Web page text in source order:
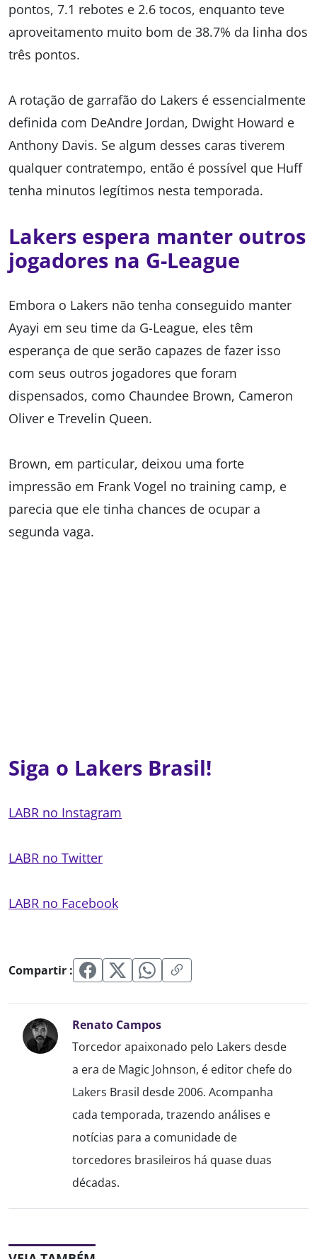
pontos, 7.1 rebotes e 2.6 tocos, enquanto teve
aproveitamento muito bom de 38.7% da linha dos
três pontos.
A rotação de garrafão do Lakers é essencialmente
definida com DeAndre Jordan, Dwight Howard e
Anthony Davis. Se algum desses caras tiverem
qualquer contratempo, então é possível que Huff
tenha minutos legítimos nesta temporada.
Lakers espera manter outros
jogadores na G-League
Embora o Lakers não tenha conseguido manter
Ayayi em seu time da G-League, eles têm
esperança de que serão capazes de fazer isso
com seus outros jogadores que foram
dispensados, como Chaundee Brown, Cameron
Oliver e Trevelin Queen.
Brown, em particular, deixou uma forte
impressão em Frank Vogel no training camp, e
parecia que ele tinha chances de ocupar a
segunda vaga.
Siga o Lakers Brasil!
LABR no Instagram
LABR no Twitter
LABR no Facebook
Compartir :
Renato Campos
Torcedor apaixonado pelo Lakers desde
a era de Magic Johnson, é editor chefe do
Lakers Brasil desde 2006. Acompanha
cada temporada, trazendo análises e
notícias para a comunidade de
torcedores brasileiros há quase duas
décadas.